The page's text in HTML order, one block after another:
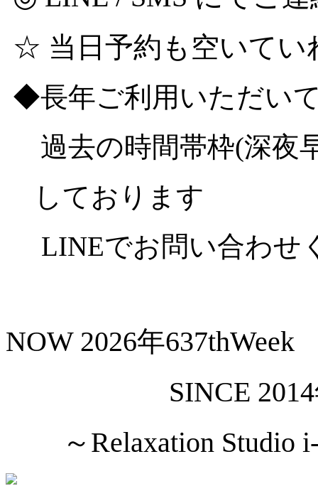
☆ 当日予約も空いてい
◆長年ご利用いただい
過去の時間帯枠(深夜
しております
LINEでお問い合わせ
NOW 2026年637thWeek
SINCE 2014年
～Relaxation Studio i-